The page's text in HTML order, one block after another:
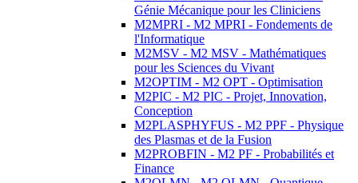
Génie Mécanique pour les Cliniciens
M2MPRI - M2 MPRI - Fondements de
l'Informatique
M2MSV - M2 MSV - Mathématiques
pour les Sciences du Vivant
M2OPTIM - M2 OPT - Optimisation
M2PIC - M2 PIC - Projet, Innovation,
Conception
M2PLASPHYFUS - M2 PPF - Physique
des Plasmas et de la Fusion
M2PROBFIN - M2 PF - Probabilités et
Finance